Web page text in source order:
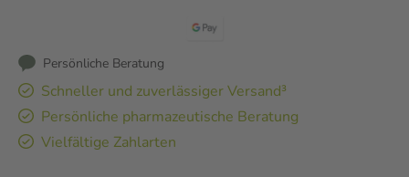
Persönliche Beratung
Schneller und zuverlässiger Versand³
Persönliche pharmazeutische Beratung
Vielfältige Zahlarten